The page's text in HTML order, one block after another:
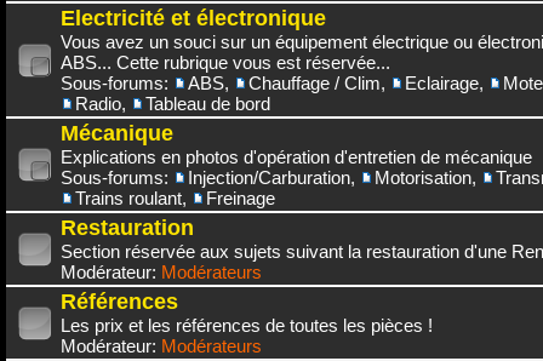
Electricité et électronique
Vous avez un souci sur un équipement électrique ou
ABS... Cette rubrique vous est réservée...
Sous-forums:
ABS, Chauffage / Clim, Eclairage,
Radio, Tableau de bord
Mécanique
Explications en photos d'opération d'entretien de mécanique
Sous-forums:
Injection/Carburation, Motorisation,
Trains roulant, Freinage
Restauration
Section réservée aux sujets suivant la restauration d'une
Modérateur: Modérateurs
Références
Les prix et les références de toutes les pièces !
Modérateur: Modérateurs